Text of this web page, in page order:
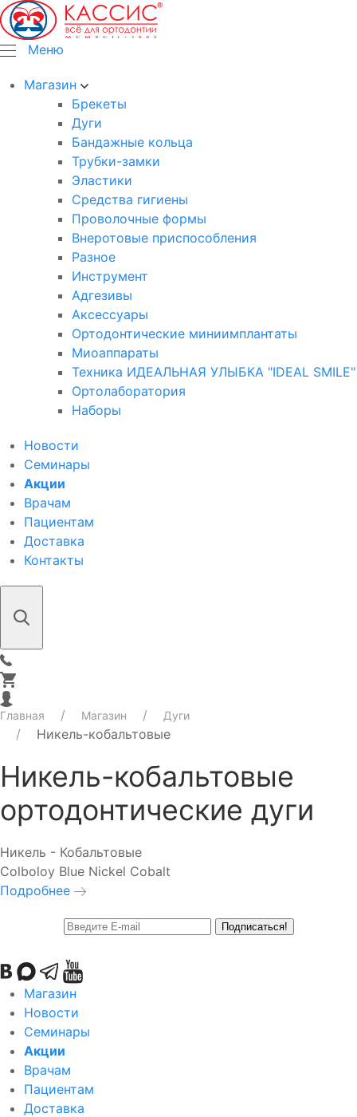
Меню
Магазин
Брекеты
Дуги
Бандажные кольца
Трубки-замки
Эластики
Средства гигиены
Проволочные формы
Внеротовые приспособления
Разное
Инструмент
Адгезивы
Аксессуары
Ортодонтические миниимплантаты
Миоаппараты
Техника ИДЕАЛЬНАЯ УЛЫБКА "IDEAL SMILE"
Ортолаборатория
Наборы
Новости
Семинары
Акции
Врачам
Пациентам
Доставка
Контакты
Главная Магазин Дуги
Никель-кобальтовые
Никель-кобальтовые
ортодонтические дуги
Никель - Кобальтовые
Colboloy Blue Nickel Cobalt
Подробнее
Подписаться!
Магазин
Новости
Семинары
Акции
Врачам
Пациентам
Доставка